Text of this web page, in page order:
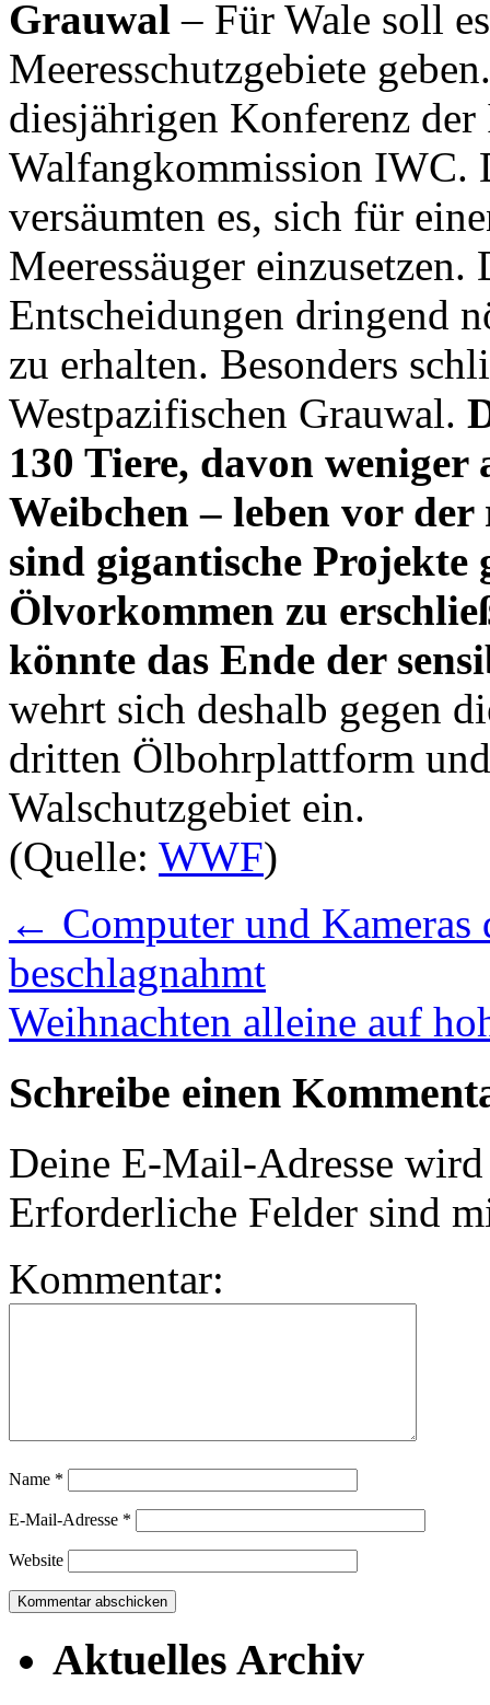
Grauwal– Für Wale soll
Meeresschutzgebiete
diesjährigen Konferenz
Walfangkommission IWC.
versäumten es, sich für
Meeressäuger
Entscheidungen dringend
zu erhalten. Besonders
Westpazifischen Grauwal.
130 Tiere, davon
Weibchen – leben vor
sind gigantische Projekte
Ölvorkommen zu
könnte das Ende der
wehrt sich deshalb gegen
dritten Ölbohrplattform
Walschutzgebiet ein.
(Quelle: WWF)
← Computer und
beschlagnahmt
Weihnachten alleine auf
Schreibe einen
Deine E-Mail-Adresse
Erforderliche Felder sind
Kommentar:
Name *
E-Mail-Adresse *
Website
Aktuelles Archiv